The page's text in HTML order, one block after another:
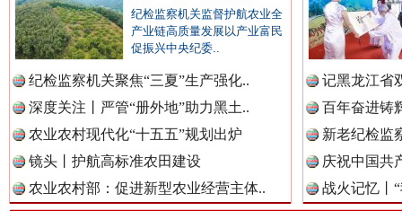
纪检监察机关监督护航农业全
产业链高质量发展以产业富民
促振兴中央纪委..
纪检监察机关聚焦“三夏”生产强化..
深度关注丨严管“册外地”助力黑土..
农业农村现代化“十五五”规划出炉
镜头丨护航高标准农田建设
农业农村部：促进新型农业经营主体..
记黑龙江省
百年奋进铸
新老纪检监
庆祝中国共
战火记忆丨